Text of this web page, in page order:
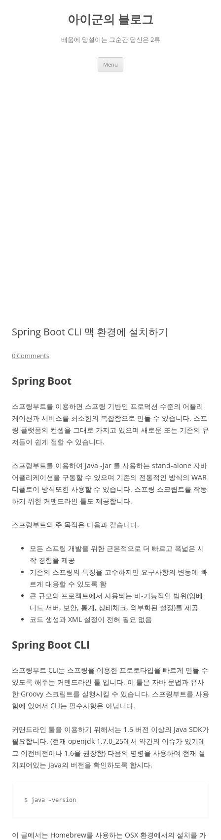
아이군의 블로그
배움에 망설이는 그순간 당신은 2류
Menu
Spring Boot CLI 맥 환경에 설치하기
0 Comments
Spring Boot
스프링부트를 이용하면 스프링 기반인 프로덕션 수준의 어플리
케이션과 서비스를 최소한의 복잡함으로 만들 수 있습니다. 스프
링 플랫폼의 컨셉을 그대로 가지고 있으며 새로운 또는 기존의 유
저들이 쉽게 접할 수 있습니다.
스프링부트를 이용하여 java -jar 를 사용하는 stand-alone 자바
어플리케이션을 구동할 수 있으며 기존의 전통적인 방식의 WAR
디플로이 방식또한 사용할 수 있습니다. 스프링 스크립트를 작동
하기 위한 커맨드라인 툴도 제공합니다.
스프링부트의 주 목적은 다음과 같습니다.
모든 스프링 개발을 위한 근본적으로 더 빠르고 폭넓은 시
작 경험을 제공
기존의 스프링의 특징을 고수하지만 요구사항의 변동에 빠
르게 대응할 수 있도록 함
큰 규모의 프로젝트에서 사용되는 비-기능적인 범위(임베
디드 서버, 보안, 통계, 상태체크, 외부화된 설정)를 제공
코드 생성과 XML 설정이 전혀 필요 없음
Spring Boot CLI
스프링부트 CLI는 스프링을 이용한 프로토타입을 빠르게 만들 수
있도록 해주는 커맨드라인 툴 입니다. 이 툴은 자바 문법과 유사
한 Groovy 스크립트를 실행시킬 수 있습니다. 스프링부트를 사용
함에 있어서 CLI는 필수사항은 아닙니다.
커맨드라인 툴을 이용하기 위해서는 1.6 버전 이상의 Java SDK가
필요합니다. (현재 openjdk 1.7.0_25에서 약간의 이슈가 있기에
그 이전버전이나 1.6을 권장함) 다음의 명령을 사용하여 현재 설
치되어있는 Java의 버전을 확인하도록 합시다.
$ java -version
이 글에서는 Homebrew를 사용하는 OSX 환경에서의 설치를 가